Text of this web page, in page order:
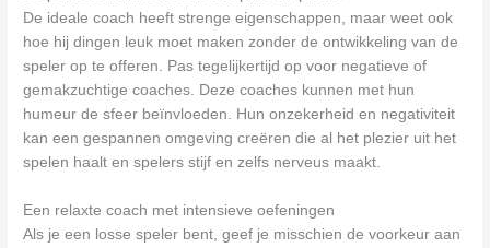
De ideale coach heeft strenge eigenschappen, maar weet ook
hoe hij dingen leuk moet maken zonder de ontwikkeling van de
speler op te offeren. Pas tegelijkertijd op voor negatieve of
gemakzuchtige coaches. Deze coaches kunnen met hun
humeur de sfeer beïnvloeden. Hun onzekerheid en negativiteit
kan een gespannen omgeving creëren die al het plezier uit het
spelen haalt en spelers stijf en zelfs nerveus maakt.
Een relaxte coach met intensieve oefeningen
Als je een losse speler bent, geef je misschien de voorkeur aan